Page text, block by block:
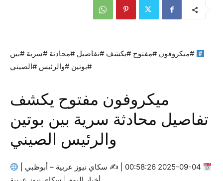
#ميكروفون #مفتوح #يكشف #تفاصيل #محادثة #سرية #بين
#بوتين #والرئيس #الصيني
ميكروفون مفتوح يكشف
تفاصيل محادثة سرية بين بوتين
والرئيس الصيني
سكاي نيوز عربية – أبوظبي |